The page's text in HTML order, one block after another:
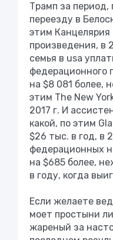
Трамп за
переезду в
этим Канцелярия
произведения, в
семья в usа
федерационного
на $8 081 более,
этим The New
2017 г. И
какой, по этим
$26 тыс. в год, в
федерационных
на $685 более,
в году, когда
Если желаете
моет простыни
жареный за